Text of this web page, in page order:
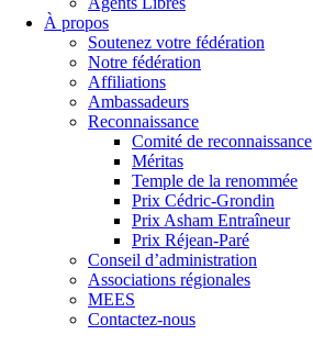
À propos
Soutenez votre fédération
Notre fédération
Affiliations
Ambassadeurs
Reconnaissance
Comité de reconnaissance
Méritas
Temple de la renommée
Prix Cédric-Grondin
Prix Asham Entraîneur
Prix Réjean-Paré
Conseil d’administration
Associations régionales
MEES
Contactez-nous